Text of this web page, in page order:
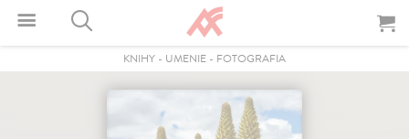
KNIHY - UMENIE - FOTOGRAFIA